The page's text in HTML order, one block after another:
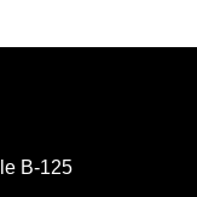
B-125